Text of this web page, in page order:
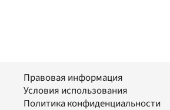
Правовая информация
Условия использования
Политика конфиденциальности